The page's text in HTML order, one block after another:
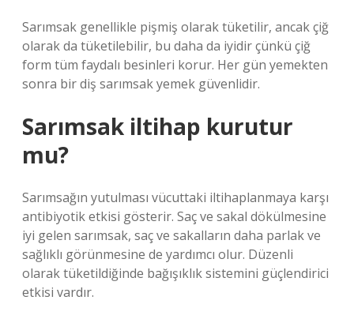
Sarımsak genellikle pişmiş olarak tüketilir, ancak çiğ
olarak da tüketilebilir, bu daha da iyidir çünkü çiğ
form tüm faydalı besinleri korur. Her gün yemekten
sonra bir diş sarımsak yemek güvenlidir.
Sarımsak iltihap kurutur
mu?
Sarımsağın yutulması vücuttaki iltihaplanmaya karşı
antibiyotik etkisi gösterir. Saç ve sakal dökülmesine
iyi gelen sarımsak, saç ve sakalların daha parlak ve
sağlıklı görünmesine de yardımcı olur. Düzenli
olarak tüketildiğinde bağışıklık sistemini güçlendirici
etkisi vardır.